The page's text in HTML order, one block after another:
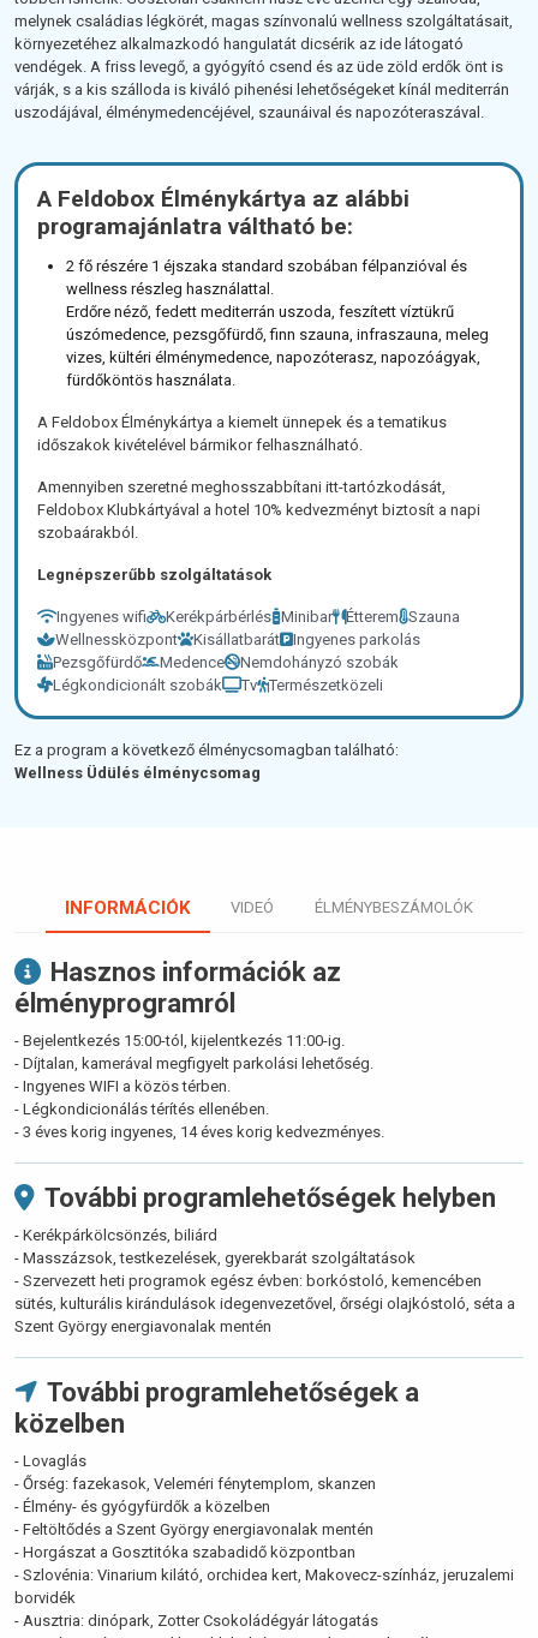
melynek családias légkörét, magas színvonalú wellness szolgáltatásait,
környezetéhez alkalmazkodó hangulatát dicsérik az ide látogató
vendégek. A friss levegő, a gyógyító csend és az üde zöld erdők önt is
várják, s a kis szálloda is kiváló pihenési lehetőségeket kínál mediterrán
uszodájával, élménymedencéjével, szaunáival és napozóteraszával.
A Feldobox Élménykártya az alábbi
programajánlatra váltható be:
2 fő részére 1 éjszaka standard szobában félpanzióval és
wellness részleg használattal.
Erdőre néző, fedett mediterrán uszoda, feszített víztükrű
úszómedence, pezsgőfürdő, finn szauna, infraszauna, meleg
vizes, kültéri élménymedence, napozóterasz, napozóágyak,
fürdőköntös használata.
A Feldobox Élménykártya a kiemelt ünnepek és a tematikus
időszakok kivételével bármikor felhasználható.
Amennyiben szeretné meghosszabbítani itt-tartózkodását,
Feldobox Klubkártyával a hotel 10% kedvezményt biztosít a napi
szobaárakból.
Legnépszerűbb szolgáltatások
Ingyenes wifi Kerékpárbérlés Minibar Étterem Szauna
Wellnessközpont
Kisállatbarát
Ingyenes parkolás
Pezsgőfürdő
Medence
Nemdohányzó szobák
Légkondicionált szobák
Tv Természetközeli
Ez a program a következő élménycsomagban található:
Wellness Üdülés élménycsomag
INFORMÁCIÓK VIDEÓ ÉLMÉNYBESZÁMOLÓK
Hasznos információk az
élményprogramról
- Bejelentkezés 15:00-tól, kijelentkezés 11:00-ig.
- Díjtalan, kamerával megfigyelt parkolási lehetőség.
- Ingyenes WIFI a közös térben.
- Légkondicionálás térítés ellenében.
- 3 éves korig ingyenes, 14 éves korig kedvezményes.
További programlehetőségek helyben
- Kerékpárkölcsönzés, biliárd
- Masszázsok, testkezelések, gyerekbarát szolgáltatások
- Szervezett heti programok egész évben: borkóstoló, kemencében
sütés, kulturális kirándulások idegenvezetővel, őrségi olajkóstoló, séta a
Szent György energiavonalak mentén
További programlehetőségek a
közelben
- Lovaglás
- Őrség: fazekasok, Veleméri fénytemplom, skanzen
- Élmény- és gyógyfürdők a közelben
- Feltöltődés a Szent György energiavonalak mentén
- Horgászat a Gosztitóka szabadidő központban
- Szlovénia: Vinarium kilátó, orchidea kert, Makovecz-színház, jeruzalemi
borvidék
- Ausztria: dinópark, Zotter Csokoládégyár látogatás